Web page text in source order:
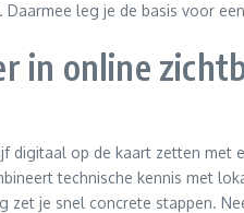
Daarmee leg je de basis voor
in online
digitaal op de kaart zetten met
technische kennis met
zet je snel concrete stappen.